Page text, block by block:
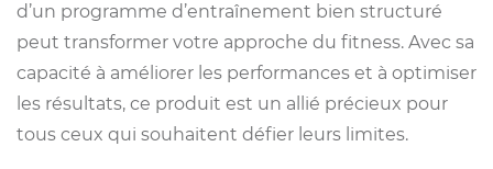
d’un programme d’entraînement bien structuré
peut transformer votre approche du fitness. Avec sa
capacité à améliorer les performances et à optimiser
les résultats, ce produit est un allié précieux pour
tous ceux qui souhaitent défier leurs limites.